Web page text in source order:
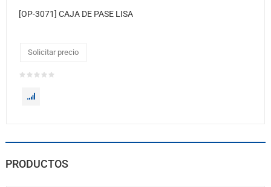
[OP-3071] CAJA DE PASE LISA
Solicitar precio
PRODUCTOS